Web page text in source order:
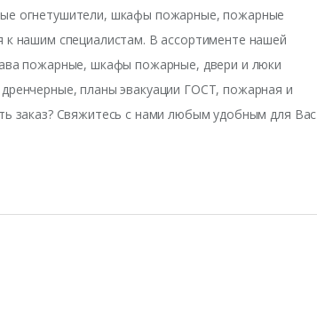
огнетушители, шкафы пожарные, пожарные
нашим специалистам. В ассортименте нашей
пожарные, шкафы пожарные, двери и люки
планы эвакуации ГОСТ, пожарная и
заказ? Свяжитесь с нами любым удобным для Вас